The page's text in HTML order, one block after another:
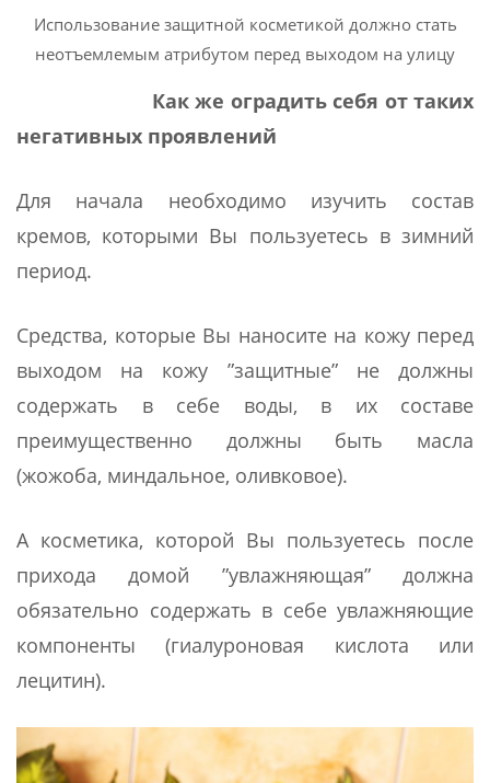
Использование защитной косметикой должно стать
неотъемлемым атрибутом перед выходом на улицу
Как же оградить себя от таких
негативных проявлений
Для начала необходимо изучить состав
кремов, которыми Вы пользуетесь в зимний
период.
Средства, которые Вы наносите на кожу перед
выходом на кожу ”защитные” не должны
содержать в себе воды, в их составе
преимущественно должны быть масла
(жожоба, миндальное, оливковое).
А косметика, которой Вы пользуетесь после
прихода домой ”увлажняющая” должна
обязательно содержать в себе увлажняющие
компоненты (гиалуроновая кислота или
лецитин).